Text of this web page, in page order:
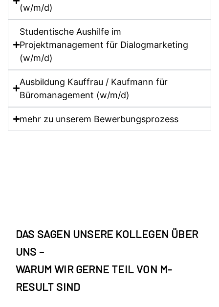
(w/m/d)
Studentische Aushilfe im
Projektmanagement für Dialogmarketing
(w/m/d)
Ausbildung Kauffrau / Kaufmann für
Büromanagement (w/m/d)
mehr zu unserem Bewerbungsprozess
DAS SAGEN UNSERE KOLLEGEN ÜBER
UNS –
WARUM WIR GERNE TEIL VON M-
RESULT SIND